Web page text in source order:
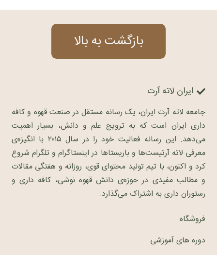
بازگشت به بالا
ایران لاته آرت
جامعه لاته آرت ایران، یک رسانه مستقل در صنعت قهوه و کافه
داری ایران است که به ترویج علم و دانش، بسیار اهمیت
می‌دهد. این رسانه فعالیت خود را در سال ۲۰۱۵ با انگیزه‌ی
معرفی لاته آرتیست‌ها و باریستاها در اینستاگرام و تلگرام شروع
کرد و اکنون، با تیم تولید محتوای قوی، روزانه و هفتگی مقالات
و مطالب مفیدی در حوزه‌ی دانش قهوه نوشی، کافه داری و
رستوران داری به اشتراک می‌گذارد.
فروشگاه
دوره های آموزشی